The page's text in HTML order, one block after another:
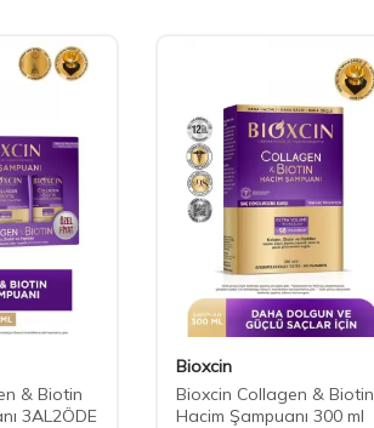
& Biotin
3AL2ÖDE
Bioxcin
Bioxcin Collagen & Biotin
Hacim Şampuanı 300 ml